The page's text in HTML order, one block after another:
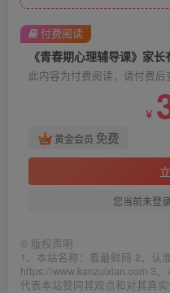
《青春期心理辅导课》家
此内容为付费阅读，请付费后
￥
黄金会员 免费
您当前未登
付费阅读
© 版权声明
1、本站名称：看最鲜网 2、认
https://www.kanzuixian.com 3
代表本站赞同其观点和对其真